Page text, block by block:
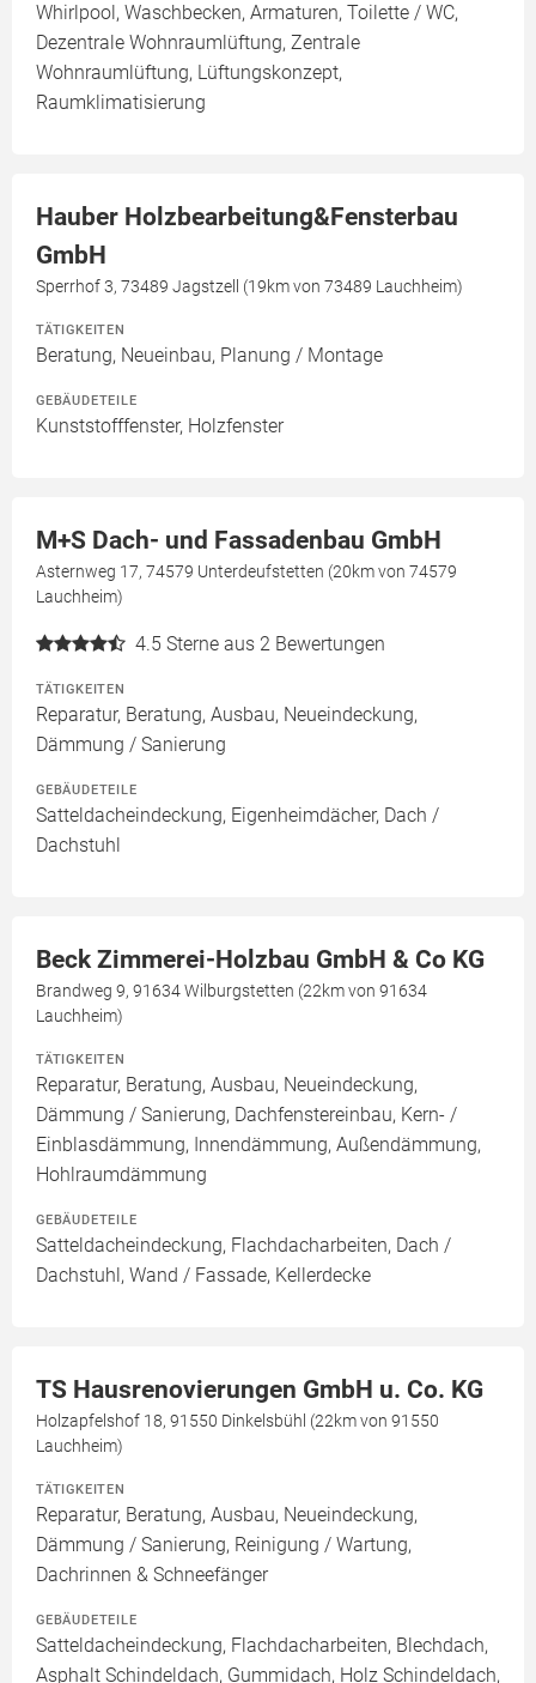
Whirlpool, Waschbecken, Armaturen, Toilette / WC,
Dezentrale Wohnraumlüftung, Zentrale
Wohnraumlüftung, Lüftungskonzept,
Raumklimatisierung
Hauber Holzbearbeitung&Fensterbau
GmbH
Sperrhof 3, 73489 Jagstzell (19km von 73489 Lauchheim)
TÄTIGKEITEN
Beratung, Neueinbau, Planung / Montage
GEBÄUDETEILE
Kunststofffenster, Holzfenster
M+S Dach- und Fassadenbau GmbH
Asternweg 17, 74579 Unterdeufstetten (20km von 74579
Lauchheim)
4.5 Sterne aus 2 Bewertungen
TÄTIGKEITEN
Reparatur, Beratung, Ausbau, Neueindeckung,
Dämmung / Sanierung
GEBÄUDETEILE
Satteldacheindeckung, Eigenheimdächer, Dach /
Dachstuhl
Beck Zimmerei-Holzbau GmbH & Co KG
Brandweg 9, 91634 Wilburgstetten (22km von 91634
Lauchheim)
TÄTIGKEITEN
Reparatur, Beratung, Ausbau, Neueindeckung,
Dämmung / Sanierung, Dachfenstereinbau, Kern- /
Einblasdämmung, Innendämmung, Außendämmung,
Hohlraumdämmung
GEBÄUDETEILE
Satteldacheindeckung, Flachdacharbeiten, Dach /
Dachstuhl, Wand / Fassade, Kellerdecke
TS Hausrenovierungen GmbH u. Co. KG
Holzapfelshof 18, 91550 Dinkelsbühl (22km von 91550
Lauchheim)
TÄTIGKEITEN
Reparatur, Beratung, Ausbau, Neueindeckung,
Dämmung / Sanierung, Reinigung / Wartung,
Dachrinnen & Schneefänger
GEBÄUDETEILE
Satteldacheindeckung, Flachdacharbeiten, Blechdach,
Asphalt Schindeldach, Gummidach, Holz Schindeldach,